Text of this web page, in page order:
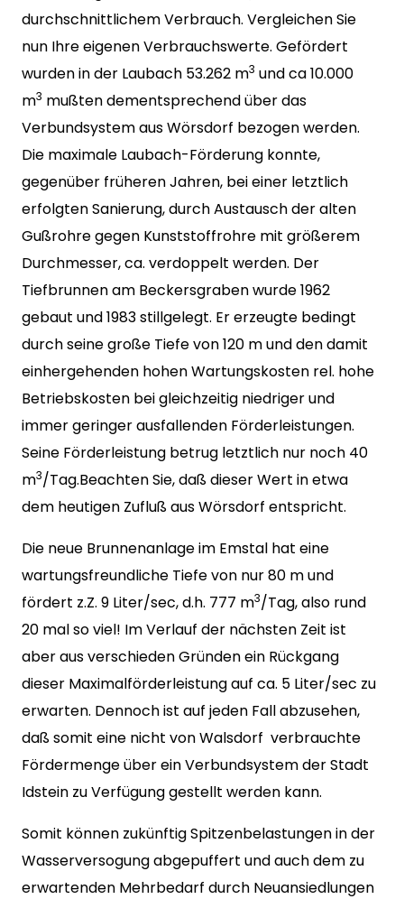
durchschnittlichem Verbrauch. Vergleichen Sie
nun Ihre eigenen Verbrauchswerte. Gefördert
wurden in der Laubach 53.262 m3 und ca 10.000
m3 mußten dementsprechend über das
Verbundsystem aus Wörsdorf bezogen werden.
Die maximale Laubach-Förderung konnte,
gegenüber früheren Jahren, bei einer letztlich
erfolgten Sanierung, durch Austausch der alten
Gußrohre gegen Kunststoffrohre mit größerem
Durchmesser, ca. verdoppelt werden. Der
Tiefbrunnen am Beckersgraben wurde 1962
gebaut und 1983 stillgelegt. Er erzeugte bedingt
durch seine große Tiefe von 120 m und den damit
einhergehenden hohen Wartungskosten rel. hohe
Betriebskosten bei gleichzeitig niedriger und
immer geringer ausfallenden Förderleistungen.
Seine Förderleistung betrug letztlich nur noch 40
m3/Tag.Beachten Sie, daß dieser Wert in etwa
dem heutigen Zufluß aus Wörsdorf entspricht.
Die neue Brunnenanlage im Emstal hat eine
wartungsfreundliche Tiefe von nur 80 m und
fördert z.Z. 9 Liter/sec, d.h. 777 m3/Tag, also rund
20 mal so viel! Im Verlauf der nächsten Zeit ist
aber aus verschieden Gründen ein Rückgang
dieser Maximalförderleistung auf ca. 5 Liter/sec zu
erwarten. Dennoch ist auf jeden Fall abzusehen,
daß somit eine nicht von Walsdorf verbrauchte
Fördermenge über ein Verbundsystem der Stadt
Idstein zu Verfügung gestellt werden kann.
Somit können zukünftig Spitzenbelastungen in der
Wasserversogung abgepuffert und auch dem zu
erwartenden Mehrbedarf durch Neuansiedlungen